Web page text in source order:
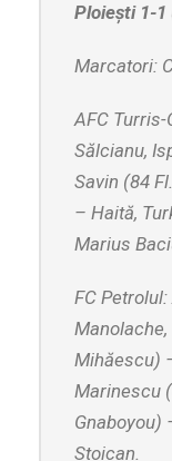
Ploiești 1-1
Marcatori:
AFC Turris-
Sălcianu,
Savin (84
– Haită,
Marius
FC
Mihăescu)
Marinescu
Gnaboyou)
Stoican.